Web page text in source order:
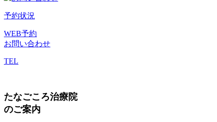
予約状況
WEB予約
お問い合わせ
TEL
たなごころ治療院
のご案内